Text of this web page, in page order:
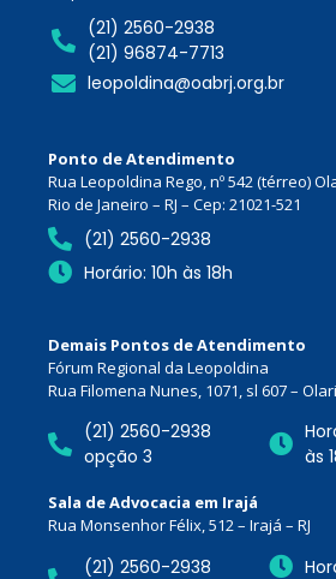
(21) 2560-2938
(21) 96874-7713
leopoldina@oabrj.org.br
Ponto de Atendimento
Rua Leopoldina Rego, nº 542 (térreo)
Rio de Janeiro – RJ – Cep: 21021-521
(21) 2560-2938
Horário: 10h às 18h
Demais Pontos de Atendimento
Fórum Regional da Leopoldina
Rua Filomena Nunes, 1071, sl 607 –
(21) 2560-2938
opção 3
às
Sala de Advocacia em Irajá
Rua Monsenhor Félix, 512 – Irajá – RJ
(21) 2560-2938